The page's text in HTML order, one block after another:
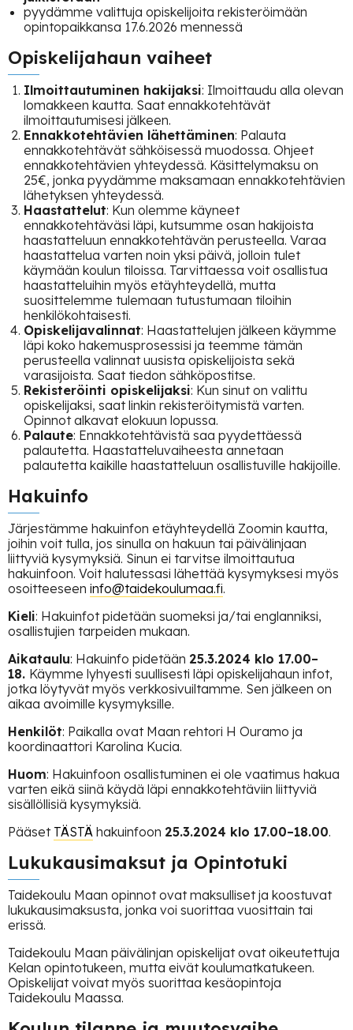
pyydämme valittuja opiskelijoita rekisteröimään
opintopaikkansa 17.6.2026 mennessä
Opiskelijahaun vaiheet
Ilmoittautuminen hakijaksi: Ilmoittaudu alla olevan
lomakkeen kautta. Saat ennakkotehtävät
ilmoittautumisesi jälkeen.
Ennakkotehtävien lähettäminen: Palauta
ennakkotehtävät sähköisessä muodossa. Ohjeet
ennakkotehtävien yhteydessä. Käsittelymaksu on
25€, jonka pyydämme maksamaan ennakkotehtävien
lähetyksen yhteydessä.
Haastattelut: Kun olemme käyneet
ennakkotehtäväsi läpi, kutsumme osan hakijoista
haastatteluun ennakkotehtävän perusteella. Varaa
haastattelua varten noin yksi päivä, jolloin tulet
käymään koulun tiloissa. Tarvittaessa voit osallistua
haastatteluihin myös etäyhteydellä, mutta
suosittelemme tulemaan tutustumaan tiloihin
henkilökohtaisesti.
Opiskelijavalinnat: Haastattelujen jälkeen käymme
läpi koko hakemusprosessisi ja teemme tämän
perusteella valinnat uusista opiskelijoista sekä
varasijoista. Saat tiedon sähköpostitse.
Rekisteröinti opiskelijaksi: Kun sinut on valittu
opiskelijaksi, saat linkin rekisteröitymistä varten.
Opinnot alkavat elokuun lopussa.
Palaute: Ennakkotehtävistä saa pyydettäessä
palautetta. Haastatteluvaiheesta annetaan
palautetta kaikille haastatteluun osallistuville hakijoille.
Hakuinfo
Järjestämme hakuinfon etäyhteydellä Zoomin kautta,
joihin voit tulla, jos sinulla on hakuun tai päivälinjaan
liittyviä kysymyksiä. Sinun ei tarvitse ilmoittautua
hakuinfoon. Voit halutessasi lähettää kysymyksesi myös
osoitteeseen info@taidekoulumaa.fi.
Kieli: Hakuinfot pidetään suomeksi ja/tai englanniksi,
osallistujien tarpeiden mukaan.
Aikataulu: Hakuinfo pidetään 25.3.2024 klo 17.00–
18. Käymme lyhyesti suullisesti läpi opiskelijahaun infot,
jotka löytyvät myös verkkosivuiltamme. Sen jälkeen on
aikaa avoimille kysymyksille.
Henkilöt: Paikalla ovat Maan rehtori H Ouramo ja
koordinaattori Karolina Kucia.
Huom: Hakuinfoon osallistuminen ei ole vaatimus hakua
varten eikä siinä käydä läpi ennakkotehtäviin liittyviä
sisällöllisiä kysymyksiä.
Pääset TÄSTÄ hakuinfoon 25.3.2024 klo 17.00–18.00.
Lukukausimaksut ja Opintotuki
Taidekoulu Maan opinnot ovat maksulliset ja koostuvat
lukukausimaksusta, jonka voi suorittaa vuosittain tai
erissä.
Taidekoulu Maan päivälinjan opiskelijat ovat oikeutettuja
Kelan opintotukeen, mutta eivät koulumatkatukeen.
Opiskelijat voivat myös suorittaa kesäopintoja
Taidekoulu Maassa.